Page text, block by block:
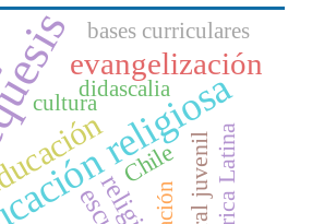
religiosa
evangelización
Chile
cultura
bases curriculares
didascalia